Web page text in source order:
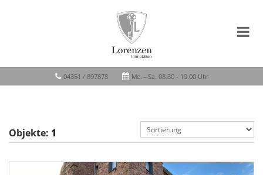
04351 / 897878 Mo. - Sa. 08.30 - 19.00 Uhr
Objekte: 1